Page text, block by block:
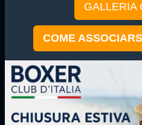
GALLERIA
COME
Home « Regolamenti
CODICE ETICO